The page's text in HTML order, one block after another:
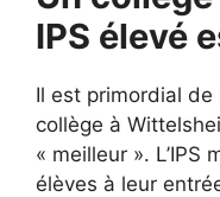
IPS élevé
Il est primordial de
collège à
« meilleur ». L’IPS
élèves à leur